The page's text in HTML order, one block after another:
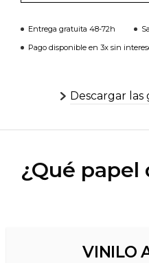
Entrega gratuita 48-72h
Pago disponible en 3x sin
Descargar las
¿Qué
VINILO